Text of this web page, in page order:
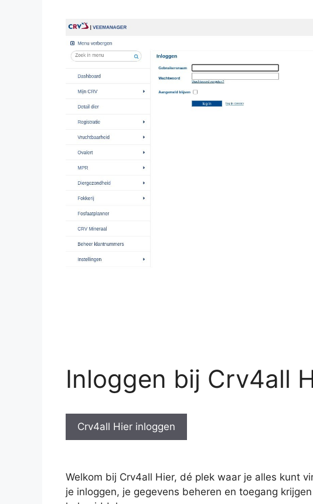
Inloggen bij Crv4all
Crv4all Hier inloggen
Welkom bij Crv4all Hier, dé plek waar je alles kunt
je inloggen, je gegevens beheren en toegang